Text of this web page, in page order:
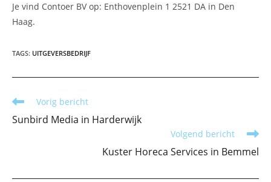
Je vind Contoer BV op: Enthovenplein 1 2521 DA in Den
Haag.
TAGS: UITGEVERSBEDRIJF
Lees
meer
artikelen
Vorig bericht
Sunbird Media in Harderwijk
Volgend bericht
Kuster Horeca Services in Bemmel